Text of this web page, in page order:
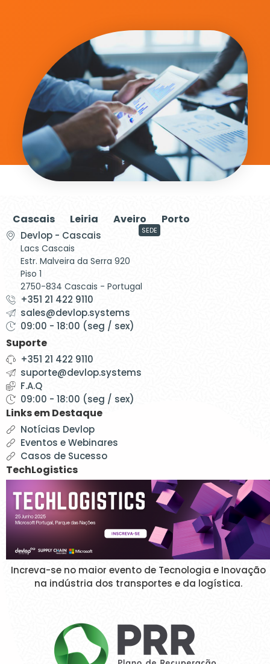
Cascais Leiria Aveiro Porto
Devlop - Cascais
Lacs Cascais
Estr. Malveira da Serra 920
Piso 1
2750-834 Cascais - Portugal
SEDE
+351 21 422 9110
sales@devlop.systems
09:00 - 18:00 (seg / sex)
Suporte
+351 21 422 9110
suporte@devlop.systems
F.A.Q
09:00 - 18:00 (seg / sex)
Links em Destaque
Notícias Devlop
Eventos e Webinares
Casos de Sucesso
TechLogistics
Increva-se no maior evento de Tecnologia e Inovação
na indústria dos transportes e da logística.